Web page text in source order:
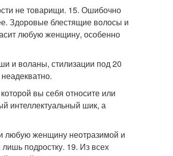
не товарищи. 15. Ошибочно
Здоровые блестящие волосы и
любую женщину, особенно
и воланы, стилизации под 20
вы себя относите или
интеллектуальный шик, а
любую женщину неотразимой и
подростку. 19. Из всех